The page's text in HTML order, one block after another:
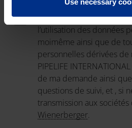
En envoyant ma
l’utilisation des données
moimême ainsi que de
personnelles dérivées
PIPELIFE
de ma demande ainsi
questions de suivi, et , si
transmission aux sociétés
Wienerberger.